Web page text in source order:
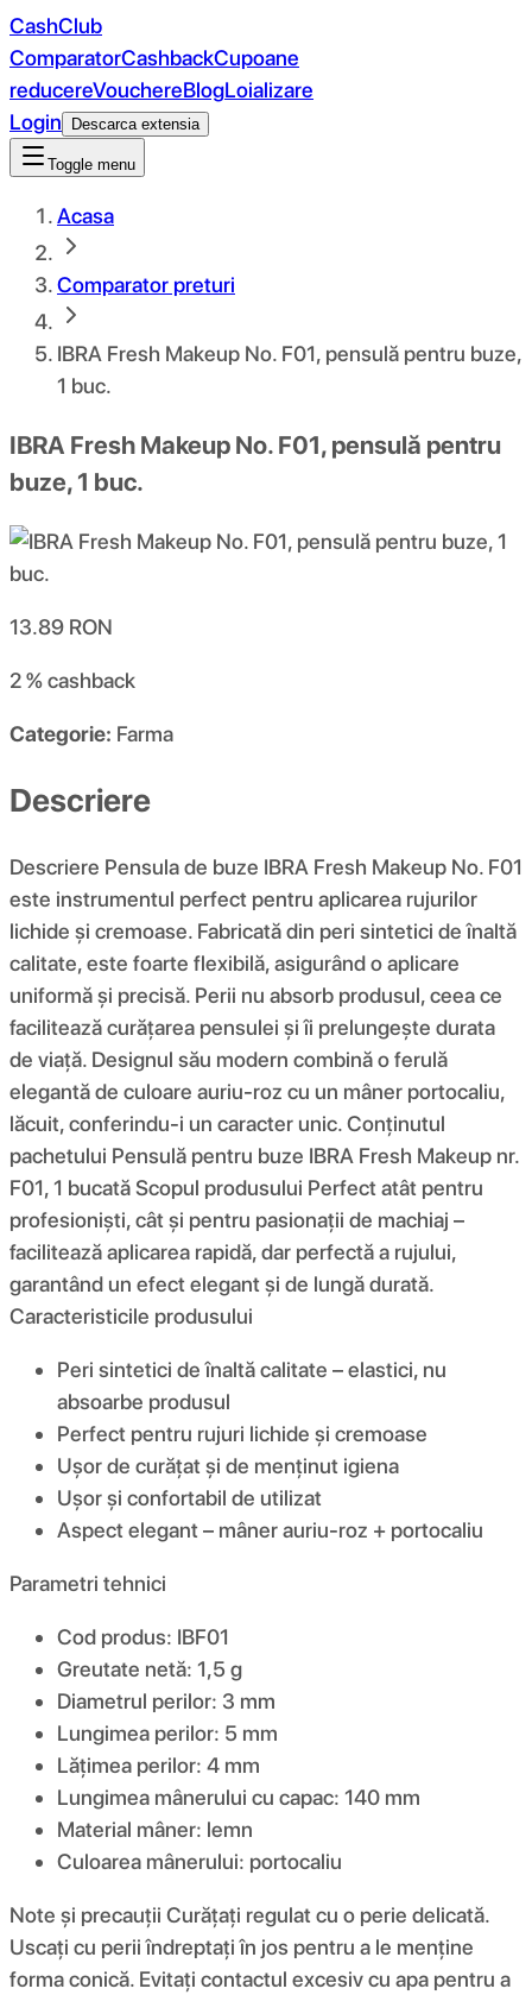
CashClub
ComparatorCashbackCupoane
reducereVouchereBlogLoializare
Login
Descarca extensia
Toggle menu
Acasa
Comparator preturi
IBRA Fresh Makeup No. F01, pensulă pentru buze,
1 buc.
IBRA Fresh Makeup No. F01, pensulă pentru
buze, 1 buc.
13.89 RON
2 %cashback
Categorie: Farma
Descriere
Descriere Pensula de buze IBRA Fresh Makeup No. F01
este instrumentul perfect pentru aplicarea rujurilor
lichide și cremoase. Fabricată din peri sintetici de înaltă
calitate, este foarte flexibilă, asigurând o aplicare
uniformă și precisă. Perii nu absorb produsul, ceea ce
facilitează curățarea pensulei și îi prelungește durata
de viață. Designul său modern combină o ferulă
elegantă de culoare auriu-roz cu un mâner portocaliu,
lăcuit, conferindu-i un caracter unic. Conținutul
pachetului Pensulă pentru buze IBRA Fresh Makeup nr.
F01, 1 bucată Scopul produsului Perfect atât pentru
profesioniști, cât și pentru pasionații de machiaj –
facilitează aplicarea rapidă, dar perfectă a rujului,
garantând un efect elegant și de lungă durată.
Caracteristicile produsului
Peri sintetici de înaltă calitate – elastici, nu
absoarbe produsul
Perfect pentru rujuri lichide și cremoase
Ușor de curățat și de menținut igiena
Ușor și confortabil de utilizat
Aspect elegant – mâner auriu-roz + portocaliu
Parametri tehnici
Cod produs: IBF01
Greutate netă: 1,5 g
Diametrul perilor: 3 mm
Lungimea perilor: 5 mm
Lățimea perilor: 4 mm
Lungimea mânerului cu capac: 140 mm
Material mâner: lemn
Culoarea mânerului: portocaliu
Note și precauții Curățați regulat cu o perie delicată.
Uscați cu perii îndreptați în jos pentru a le menține
forma conică. Evitați contactul excesiv cu apa pentru a